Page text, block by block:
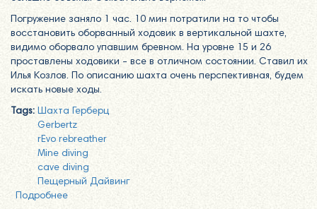
Погружение заняло 1 час. 10 мин потратили на то чтобы
восстановить оборванный ходовик в вертикальной шахте,
видимо оборвало упавшим бревном. На уровне 15 и 26
проставлены ходовики - все в отличном состоянии. Ставил их
Илья Козлов. По описанию шахта очень перспективная, будем
искать новые ходы.
Tags: Шахта Герберц
Gerbertz
rEvo rebreather
Mine diving
cave diving
Пещерный Дайвинг
Подробнее